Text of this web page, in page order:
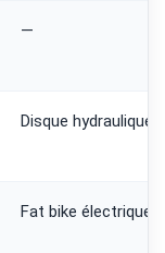
—
Disque hydraulique
Fat bike électrique